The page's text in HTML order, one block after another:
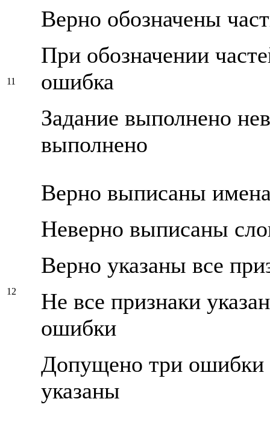
11
Верно обозначены
При обозначении
ошибка
Задание выполнено
выполнено
12
Верно выписаны
Неверно выписаны
Верно указаны все
Не все признаки
ошибки
Допущено три ошибки
указаны